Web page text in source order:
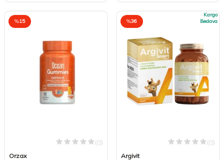
%15
(0)
Orzax
%36
Kargo
Bedava
(0)
Argivit